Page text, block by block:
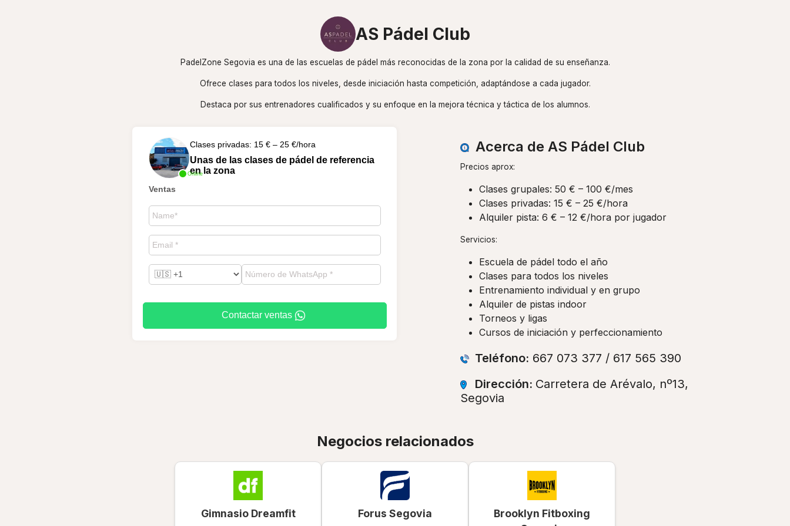
AS Pádel Club
PadelZone Segovia es una de las escuelas de pádel más reconocidas de la zona por la calidad de su enseñanza.
Ofrece clases para todos los niveles, desde iniciación hasta competición, adaptándose a cada jugador.
Destaca por sus entrenadores cualificados y su enfoque en la mejora técnica y táctica de los alumnos.
Online
Clases privadas: 15 € – 25 €/hora
Unas de las clases de pádel de referencia
en la zona
Ventas
Contactar ventas
Acerca de AS Pádel Club
Precios aprox:
Clases grupales: 50 € – 100 €/mes
Clases privadas: 15 € – 25 €/hora
Alquiler pista: 6 € – 12 €/hora por jugador
Servicios:
Escuela de pádel todo el año
Clases para todos los niveles
Entrenamiento individual y en grupo
Alquiler de pistas indoor
Torneos y ligas
Cursos de iniciación y perfeccionamiento
Teléfono: 667 073 377 / 617 565 390
Dirección: Carretera de Arévalo, nº13,
Segovia
Negocios relacionados
Gimnasio Dreamfit Forus Segovia
Brooklyn Fitboxing